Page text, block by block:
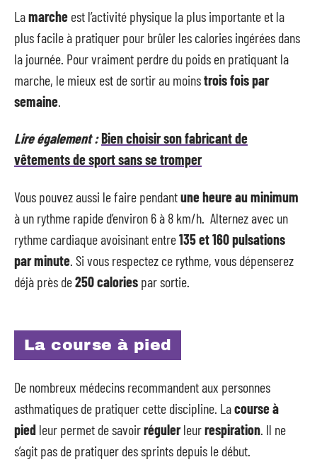
Lamarche est l’activité physique la plus importante et la
plus facile à pratiquer pour brûler les calories ingérées dans
la journée. Pour vraiment perdre du poids en pratiquant la
marche, le mieux est de sortir au moinstrois fois par
semaine
Lire également :Bien choisir son fabricant de
vêtements de sport sans se tromper
Vous pouvez aussi le faire pendantune heureau minimum
à un rythme rapide d’environ 6 à 8 km/h. Alternez avec un
rythme cardiaque avoisinant entre135 et 160 pulsations
par minute . Si vous respectez ce rythme, vous dépenserez
déjà près de250 calories par sortie.
La course à pied
De nombreux médecins recommandent aux personnes
asthmatiques de pratiquer cette discipline. Lacourse à
pied leur permet de savoirrégulerleurrespiration . Il ne
s’agit pas de pratiquer des sprints depuis le début.